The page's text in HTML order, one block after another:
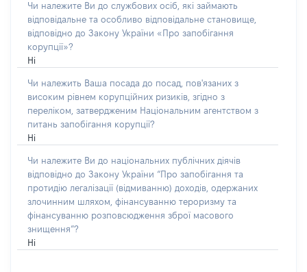
Чи належите Ви до службових осіб, які займають
відповідальне та особливо відповідальне становище,
відповідно до Закону України «Про запобігання
корупції»?
Ні
Чи належить Ваша посада до посад, пов'язаних з
високим рівнем корупційних ризиків, згідно з
переліком, затвердженим Національним агентством з
питань запобігання корупції?
Ні
Чи належите Ви до національних публічних діячів
відповідно до Закону України “Про запобігання та
протидію легалізації (відмиванню) доходів, одержаних
злочинним шляхом, фінансуванню тероризму та
фінансуванню розповсюдження зброї масового
знищення”?
Ні